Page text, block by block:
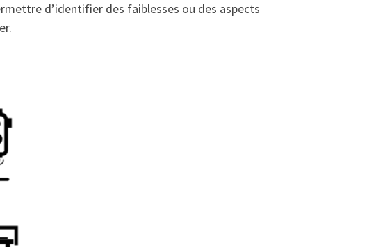
d’identifier des faiblesses ou des aspects